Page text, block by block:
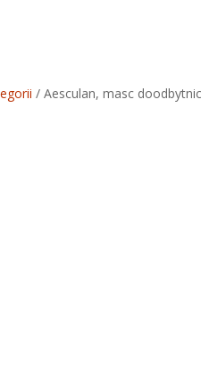
/ Aesculan, masc